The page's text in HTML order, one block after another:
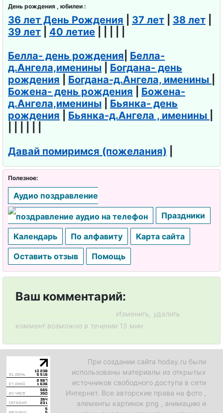
День рождения , юбилеи :
36 лет День Рождения 37 лет 38 лет
39 лет
40 летие
Белла- день рождения Белла-
д.Ангела,именины
Богдана- день
рождения
Богдана-д.Ангела, именины
Божена- день рождения
Божена-
д.Ангела,именины
Бьянка- день
рождения
Бьянка-д.Ангела , именины
Давай помиримся (пожелания)
Полезное:
Аудио поздравление
Праздники
Календарь По алфавиту
Карта сайта
Оставить отзыв
Помощь
Ваш комментарий:
Изменить, удалить
коммент возможно в течении 15 мин
При создании сайта hoday.ru были
использованы материалы из открытых
источников свободного доступа в сети
Интернет. Все авторские права на фото ,
элементы картинок png , анимацию и